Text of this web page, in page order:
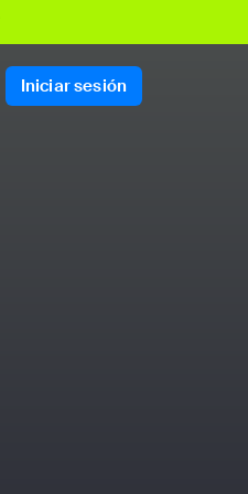
Iniciar sesión